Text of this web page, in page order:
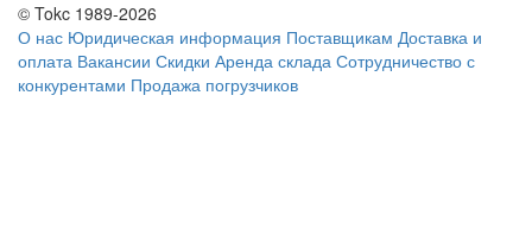
© Tokc 1989-2026
О нас Юридическая информация Поставщикам Доставка и
оплата Вакансии Скидки Аренда склада Сотрудничество с
конкурентами Продажа погрузчиков